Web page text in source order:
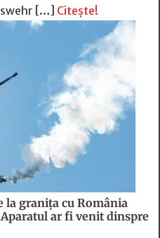
[…] Citește!
la granița cu România
ar fi venit dinspre